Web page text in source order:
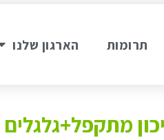
תרומות הארגון שלנו
מתקפל+גלגלים